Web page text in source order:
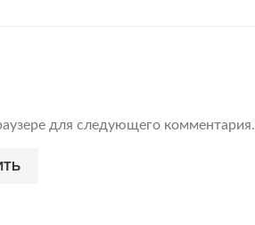
для следующего комментария.